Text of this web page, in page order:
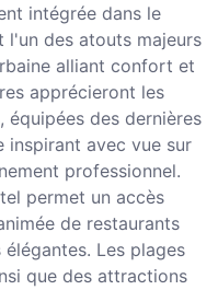
intégrée dans le
l'un des atouts majeurs
alliant confort et
apprécieront les
équipées des dernières
avec vue sur
professionnel.
permet un accès
de restaurants
Les plages
que des attractions